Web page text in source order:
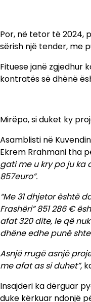
Por, në tetor të 2024,
sërish një tender, me
Fituese janë zgjedhur
kontratës së dhënë
Mirëpo, si duket ky
Asamblisti në
Ekrem Rrahmani tha
gati me u kry po ju ka
857euro”.
“Me 31 dhjetor është
Frashëri” 851 286 €
afat 320 dite, le që
dhëne edhe punë
Asnjë rrugë asnjë
me afat as si duhet”,
Insajderi ka dërguar
duke kërkuar ndonjë